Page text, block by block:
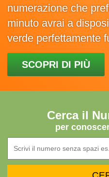
numerazione che
minuto avrai a
verde perfettamente
SCOPRI DI PIÙ
Cerca il
per